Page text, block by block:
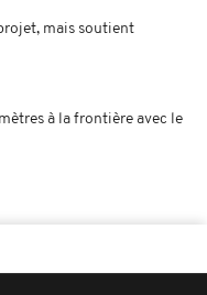
mais soutient
à la frontière avec le